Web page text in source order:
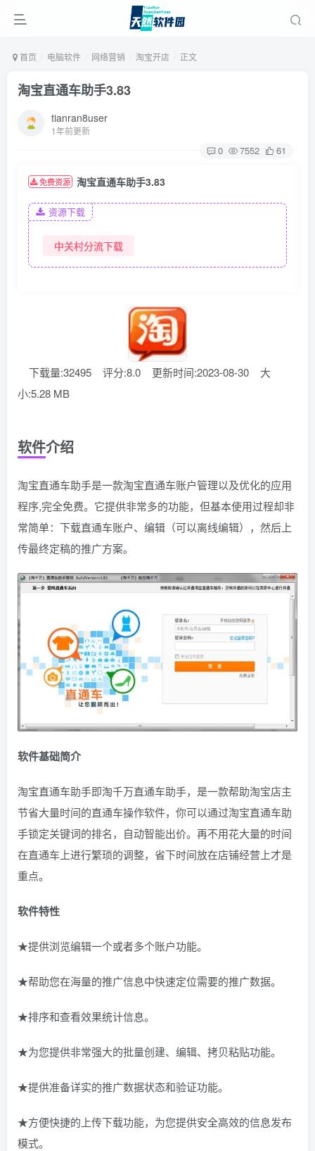
首页 电脑软件 网络营销 淘宝开店 正文
淘宝直通车助手3.83
tianran8user
1年前更新
0 7552 61
免费资源 淘宝直通车助手3.83
资源下载
中关村分流下载
下载量:32495 评分:8.0 更新时间:2023-08-30
大
小:5.28 MB
软件介绍
淘宝直通车助手是一款淘宝直通车账户管理以及优化的应用
程序,完全免费。它提供非常多的功能，但基本使用过程却非
常简单：下载直通车账户、编辑（可以离线编辑），然后上
传最终定稿的推广方案。
软件基础简介
淘宝直通车助手即淘千万直通车助手，是一款帮助淘宝店主
节省大量时间的直通车操作软件，你可以通过淘宝直通车助
手锁定关键词的排名，自动智能出价。再不用花大量的时间
在直通车上进行繁琐的调整，省下时间放在店铺经营上才是
重点。
软件特性
★提供浏览编辑一个或者多个账户功能。
★帮助您在海量的推广信息中快速定位需要的推广数据。
★排序和查看效果统计信息。
★为您提供非常强大的批量创建、编辑、拷贝粘贴功能。
★提供准备详实的推广数据状态和验证功能。
★方便快捷的上传下载功能，为您提供安全高效的信息发布
模式。